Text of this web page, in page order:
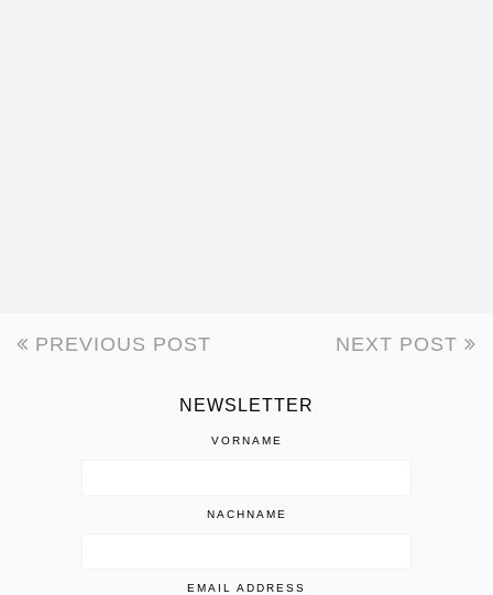
BEITRAGSNAVIGATION
PREVIOUS POST NEXT POST
NEWSLETTER
VORNAME
NACHNAME
EMAIL ADDRESS